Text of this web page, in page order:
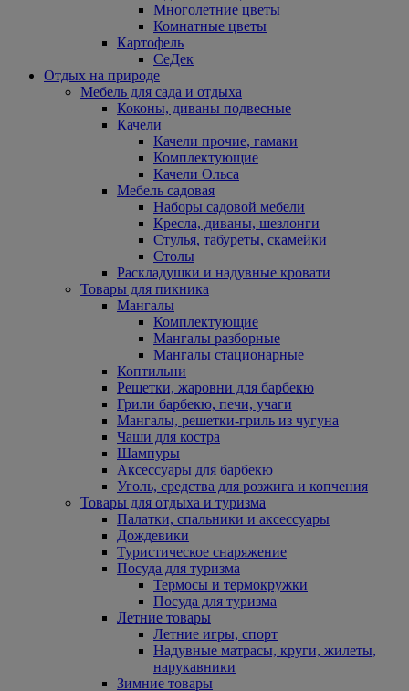
Многолетние цветы
Комнатные цветы
Картофель
СеДек
Отдых на природе
Мебель для сада и отдыха
Коконы, диваны подвесные
Качели
Качели прочие, гамаки
Комплектующие
Качели Ольса
Мебель садовая
Наборы садовой мебели
Кресла, диваны, шезлонги
Стулья, табуреты, скамейки
Столы
Раскладушки и надувные кровати
Товары для пикника
Мангалы
Комплектующие
Мангалы разборные
Мангалы стационарные
Коптильни
Решетки, жаровни для барбекю
Грили барбекю, печи, учаги
Мангалы, решетки-гриль из чугуна
Чаши для костра
Шампуры
Аксессуары для барбекю
Уголь, средства для розжига и копчения
Товары для отдыха и туризма
Палатки, спальники и аксессуары
Дождевики
Туристическое снаряжение
Посуда для туризма
Термосы и термокружки
Посуда для туризма
Летние товары
Летние игры, спорт
Надувные матрасы, круги, жилеты,
нарукавники
Зимние товары